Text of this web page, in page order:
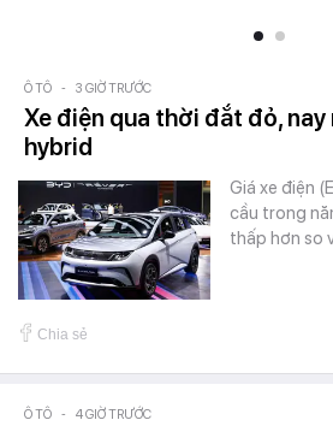
Ô TÔ - 3 GIỜ TRƯỚC
Xe điện qua thời đắt đỏ, nay
hybrid
Giá xe điện
cầu trong
thấp hơn so
Chia sẻ
Ô TÔ - 4 GIỜ TRƯỚC